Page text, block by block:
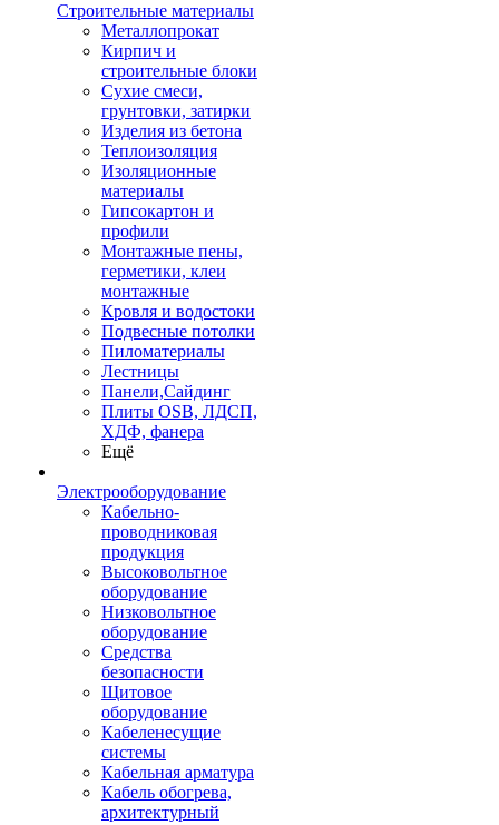
Строительные материалы
Металлопрокат
Кирпич и
строительные блоки
Сухие смеси,
грунтовки, затирки
Изделия из бетона
Теплоизоляция
Изоляционные
материалы
Гипсокартон и
профили
Монтажные пены,
герметики, клеи
монтажные
Кровля и водостоки
Подвесные потолки
Пиломатериалы
Лестницы
Панели,Сайдинг
Плиты OSB, ЛДСП,
ХДФ, фанера
Ещё
Электрооборудование
Кабельно-
проводниковая
продукция
Высоковольтное
оборудование
Низковольтное
оборудование
Средства
безопасности
Щитовое
оборудование
Кабеленесущие
системы
Кабельная арматура
Кабель обогрева,
архитектурный